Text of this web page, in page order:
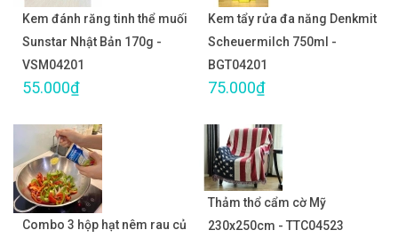
Kem đánh răng tinh thể muối
Sunstar Nhật Bản 170g -
VSM04201
55.000₫
Kem tẩy rửa đa năng Denkmit
Scheuermilch 750ml -
BGT04201
75.000₫
Combo 3 hộp hạt nêm rau củ
Thảm thổ cẩm cờ Mỹ
230x250cm - TTC04523